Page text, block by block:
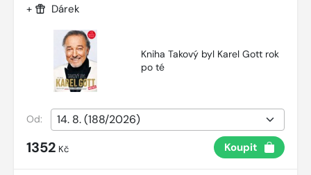
+ Dárek
Kniha Takový byl Karel Gott rok
po té
Od:
1352 Kč Koupit